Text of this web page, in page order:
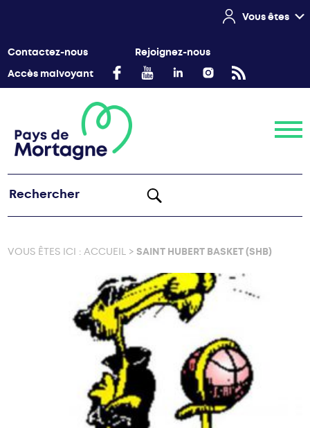
Vous êtes
Contactez-nous
Rejoignez-nous
Accès malvoyant
Menu
VOUS ÊTES ICI :ACCUEIL >SAINT HUBERT BASKET (SHB)